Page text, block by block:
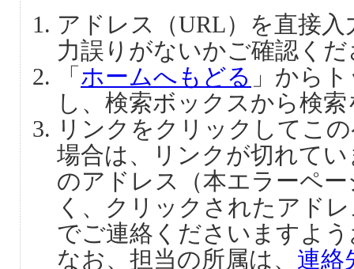
アドレス（URL）を直接
力誤りがないかご確認く
「 ホームへもどる 」から
し、検索ボックスから検
リンクをクリックしてこ
場合は、リンクが切れて
のアドレス（本エラーペ
く、クリックされたアド
でご連絡くださいますよ
なお、担当の所属は、 連絡